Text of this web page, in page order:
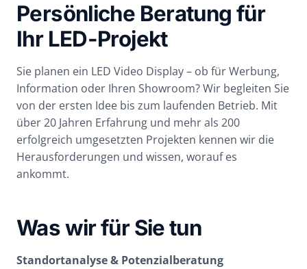
Persönliche Beratung für
Ihr LED-Projekt
Sie planen ein LED Video Display – ob für Werbung,
Information oder Ihren Showroom? Wir begleiten Sie
von der ersten Idee bis zum laufenden Betrieb. Mit
über 20 Jahren Erfahrung und mehr als 200
erfolgreich umgesetzten Projekten kennen wir die
Herausforderungen und wissen, worauf es
ankommt.
Was wir für Sie tun
Standortanalyse & Potenzialberatung